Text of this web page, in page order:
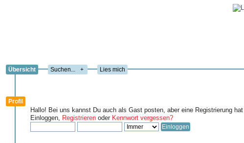
Übersicht + Lies mich
Profil
Hallo! Bei uns kannst Du auch als Gast posten, aber eine Registrierung hat
Einloggen, Registrieren oder Kennwort vergessen?